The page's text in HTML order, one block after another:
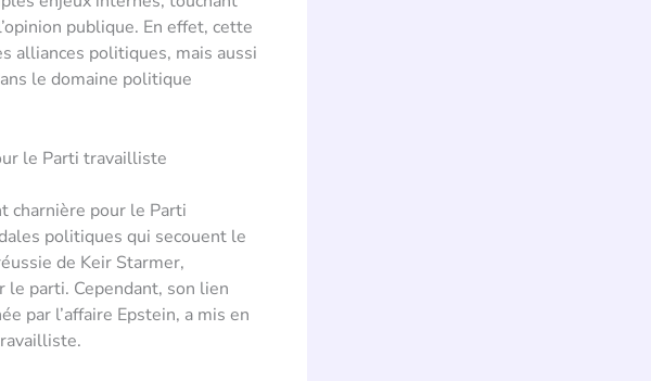
publique. En effet, cette
alliances politiques, mais aussi
le domaine politique
le Parti travailliste
charnière pour le Parti
politiques qui secouent le
de Keir Starmer,
le parti. Cependant, son lien
par l’affaire Epstein, a mis en